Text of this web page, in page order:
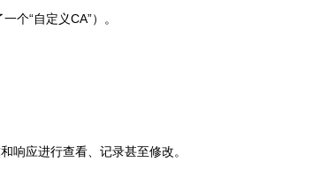
个“自定义CA”）。
响应进行查看、记录甚至修改。